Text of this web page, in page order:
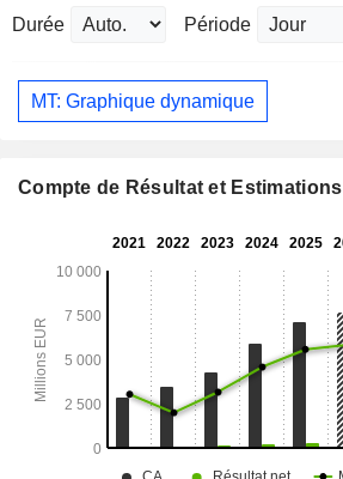
Durée Période
MT: Graphique dynamique
Compte de Résultat et Estimations